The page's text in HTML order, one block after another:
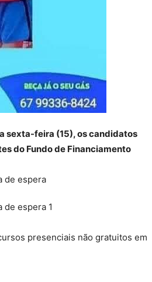
sexta-feira (15), os candidatos
do Fundo de Financiamento
presenciais não gratuitos em